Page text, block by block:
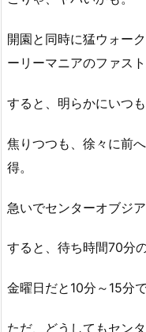
開園と同時に猛ウォー
ーリーマニアのファスト
すると、明らかにいつ
焦りつつも、徐々に前
得。
急いでセンターオブジア
すると、待ち時間70分の
金曜日だと10分～15分
ただ、どうしてもセン